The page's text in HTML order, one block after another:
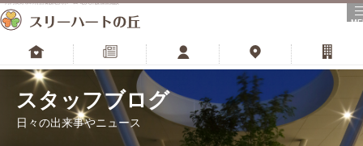
トップ 更新情報 スタッフ アクセス 財団サイト
スタッフブログ
日々の出来事やニュース